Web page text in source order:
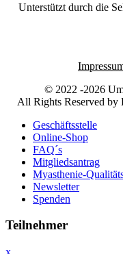
Unterstützt durch die
© 2022 -2026
All Rights Reserved by
Geschäftsstelle
Online-Shop
FAQ´s
Mitgliedsantrag
Myasthenie-
Newsletter
Spenden
Teilnehmer